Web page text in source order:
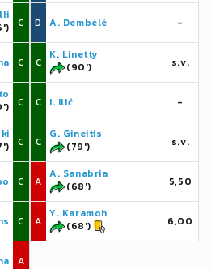
C
C
C
C
C
C
A
D A. Dembélé -
C
K. Linetty
(90')
s.v.
C I. Ilić -
C
G. Gineitis
(79')
s.v.
A
A. Sanabria
(68')
5,50
A
Y. Karamoh
(68')
6,00